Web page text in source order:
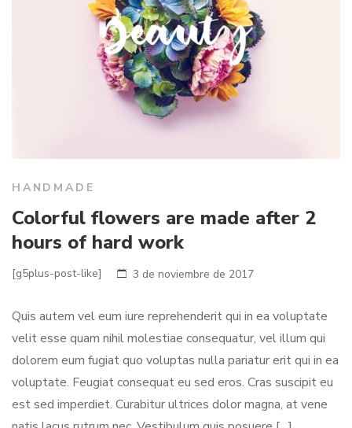
HANDMADE
Colorful flowers are made after 2
hours of hard work
[g5plus-post-like] 3 de noviembre de 2017
Quis autem vel eum iure reprehenderit qui in ea voluptate
velit esse quam nihil molestiae consequatur, vel illum qui
dolorem eum fugiat quo voluptas nulla pariatur erit qui in ea
voluptate. Feugiat consequat eu sed eros. Cras suscipit eu
est sed imperdiet. Curabitur ultrices dolor magna, at vene